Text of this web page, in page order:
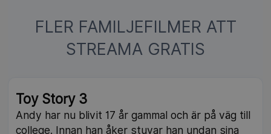
FLER FAMILJEFILMER ATT
STREAMA GRATIS
Toy Story 3
Andy har nu blivit 17 år gammal och är på väg till
college. Innan han åker stuvar han undan sina